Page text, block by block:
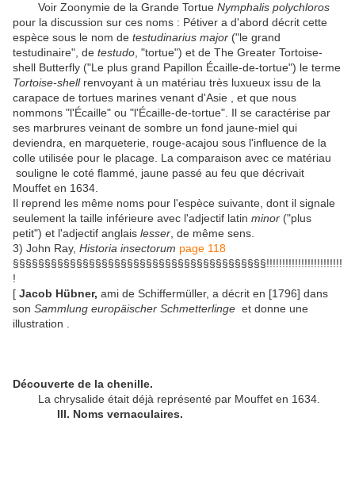
Voir Zoonymie de la Grande Tortue Nymphalis polychloros
pour la discussion sur ces noms : Pétiver a d'abord décrit cette
espèce sous le nom de testudinarius major ("le grand
testudinaire", de testudo , "tortue") et de The Greater Tortoise-
shell Butterfly ("Le plus grand Papillon Écaille-de-tortue") le terme
Tortoise-shellrenvoyant à un matériau très luxueux issu de la
carapace de tortues marines venant d'Asie , et que nous
nommons "l'Écaille" ou "l'Écaille-de-tortue". Il se caractérise par
ses marbrures veinant de sombre un fond jaune-miel qui
deviendra, en marqueterie, rouge-acajou sous l'influence de la
colle utilisée pour le placage. La comparaison avec ce matériau
souligne le coté flammé, jaune passé au feu que décrivait
Mouffet en 1634.
Il reprend les même noms pour l'espèce suivante, dont il signale
seulement la taille inférieure avec l'adjectif latin minor ("plus
petit") et l'adjectif anglais lesser , de même sens.
3) John Ray, Historia insectorum page 118
§§§§§§§§§§§§§§§§§§§§§§§§§§§§§§§§§§§§§§§§!!!!!!!!!!!!!!!!!!!!!!!!
!
[ Jacob Hübner, ami de Schiffermüller, a décrit en [1796] dans
son Sammlung europäischer Schmetterlinge et donne une
illustration .
Découverte de la chenille.
La chrysalide était déjà représenté par Mouffet en 1634.
III. Noms vernaculaires.